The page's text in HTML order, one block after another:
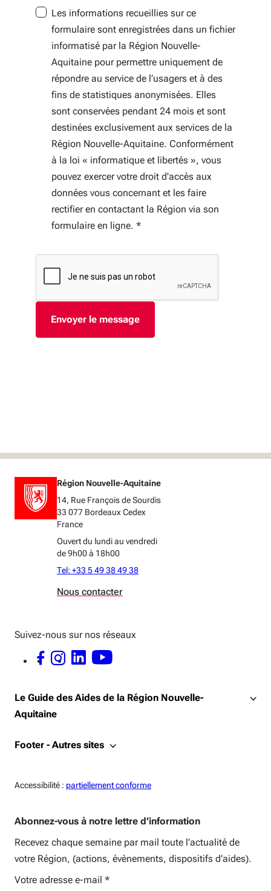
Les informations recueillies sur ce
formulaire sont enregistrées dans un fichier
informatisé par la Région Nouvelle-
Aquitaine pour permettre uniquement de
répondre au service de l’usagers et à des
fins de statistiques anonymisées. Elles
sont conservées pendant 24 mois et sont
destinées exclusivement aux services de la
Région Nouvelle-Aquitaine. Conformément
à la loi « informatique et libertés », vous
pouvez exercer votre droit d'accès aux
données vous concernant et les faire
rectifier en contactant la Région via son
formulaire en ligne. *
Région Nouvelle-Aquitaine
14, Rue François de Sourdis
33 077 Bordeaux Cedex
France
Ouvert du lundi au vendredi
de 9h00 à 18h00
Tel: +33 5 49 38 49 38
Nous contacter
Suivez-nous sur nos réseaux
FACEBOOK - OUVERTURE DANS UNE NOUVELLE FENÊTRE
INSTAGRAM - OUVERTURE DANS UNE NOUVELLE FENÊTRE
LINKEDIN - OUVERTURE DANS UNE NOUVELLE FENÊTRE
YOUTUBE - OUVERTURE DANS UNE NOUVELLE FENÊTRE
Le Guide des Aides de la Région Nouvelle-
Aquitaine
Footer - Autres sites
Accessibilité : Accessiblité:
partiellement conforme
Abonnez-vous à notre lettre d’information
Recevez chaque semaine par mail toute l’actualité de
votre Région, (actions, évènements, dispositifs d’aides).
Votre adresse e-mail *